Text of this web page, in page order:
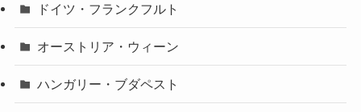
ドイツ・フランクフルト
オーストリア・ウィーン
ハンガリー・ブダペスト